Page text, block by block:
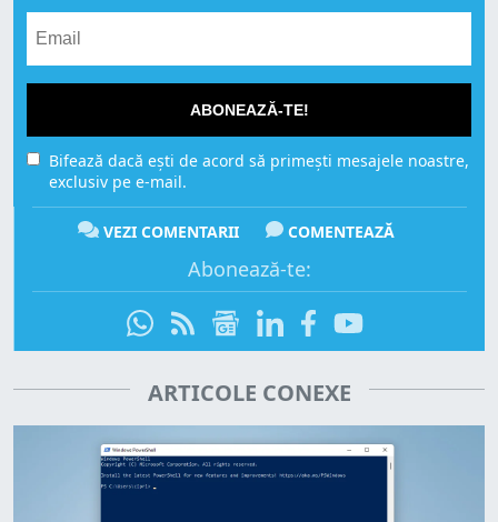
ABONEAZĂ-TE!
Bifează dacă ești de acord să primești mesajele noastre,
exclusiv pe e-mail.
VEZI COMENTARII COMENTEAZĂ
Abonează-te:
ARTICOLE CONEXE